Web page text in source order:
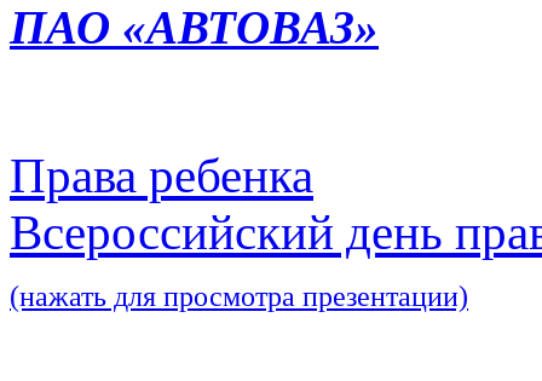
ПАО «АВТОВАЗ»
Права ребенка
Всероссийский день
(нажать для просмотра презентации)